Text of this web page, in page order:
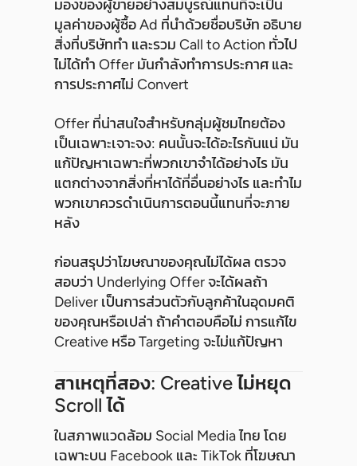
มองของผู้ขายอย่างสมบูรณ์แทนที่จะเป็น
มูลค่าของผู้ซื้อ Ad ที่นำด้วยชื่อบริษัท อธิบาย
สิ่งที่บริษัททำ และรวม Call to Action ทั่วไป
ไม่ได้ทำ Offer มันกำลังทำการประกาศ และ
การประกาศไม่ Convert
Offer ที่น่าสนใจสำหรับกลุ่มผู้ชมไทยต้อง
เป็นเฉพาะเจาะจง: คนนั้นจะได้อะไรกันแน่ มัน
แก้ปัญหาเฉพาะที่พวกเขาจำได้อย่างไร มัน
แตกต่างจากสิ่งที่หาได้ที่อื่นอย่างไร และทำไม
พวกเขาควรดำเนินการตอนนี้แทนที่จะภาย
หลัง
ก่อนสรุปว่าโฆษณาของคุณไม่ได้ผล ตรวจ
สอบว่า Underlying Offer จะได้ผลถ้า
Deliver เป็นการส่วนตัวกับลูกค้าในอุดมคติ
ของคุณหรือเปล่า ถ้าคำตอบคือไม่ การแก้ไข
Creative หรือ Targeting จะไม่แก้ปัญหา
สาเหตุที่สอง: Creative ไม่หยุด
Scroll ได้
ในสภาพแวดล้อม Social Media ไทย โดย
เฉพาะบน Facebook และ TikTok ที่โฆษณา